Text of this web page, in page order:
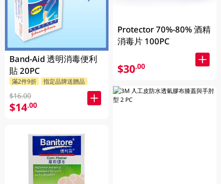
Band-Aid 透明消毒便利
貼 20PC
滿2件9折 指定品牌送贈品
$16.00
$14.00
Protector 70%-80% 酒精
消毒片 100PC
$30.00